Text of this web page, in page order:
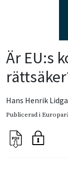
Är EU:s
Hans Henrik
Publicerad i